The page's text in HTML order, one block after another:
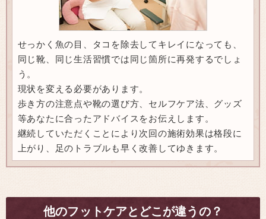
せっかく魚の目、タコを除去してキレイになっても、
同じ靴、同じ生活習慣では同じ箇所に再発するでしょ
う。
現状を変える必要があります。
歩き方の注意点や靴の選び方、セルフケア法、グッズ
等あなたに合ったアドバイスをお伝えします。
継続していただくことにより次回の施術効果は格段に
上がり、足のトラブルも早く改善してゆきます。
他のフットケアとどこが違うの？